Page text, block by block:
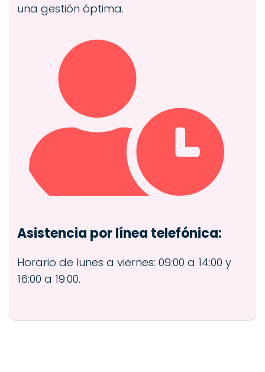
una gestión óptima.
Asistencia por línea telefónica:
Horario de lunes a viernes: 09:00 a 14:00 y
16:00 a 19:00.